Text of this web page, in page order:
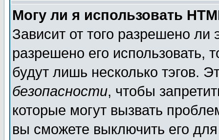
Могу ли я использовать
Зависит от того разрешено
разрешено его использовать,
будут лишь несколько тэгов.
безопасности, чтобы
которые могут вызвать
вы сможете выключить его